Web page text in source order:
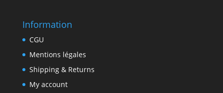
Information
CGU
Mentions légales
Shipping & Returns
My account